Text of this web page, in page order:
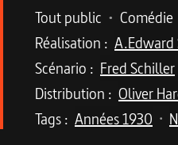
Metadata
Tout public • Comédie
Réalisation :
Scénario : Fred Schiller
Distribution : Oliver
Tags : Années 1930 •